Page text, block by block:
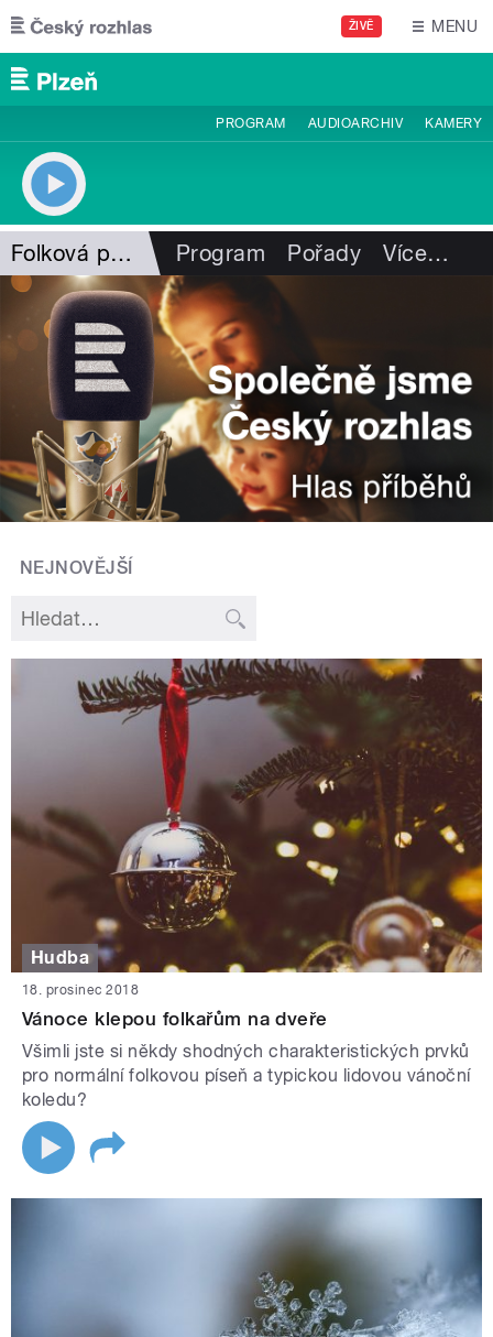
Přejít k hlavnímu obsahu
ŽIVĚ MENU
PROGRAM AUDIOARCHIV KAMERY
Folková pohlazení Program Pořady Více…
NEJNOVĚJŠÍ
Hudba
18. prosinec 2018
Vánoce klepou folkařům na dveře
Všimli jste si někdy shodných charakteristických prvků
pro normální folkovou píseň a typickou lidovou vánoční
koledu?